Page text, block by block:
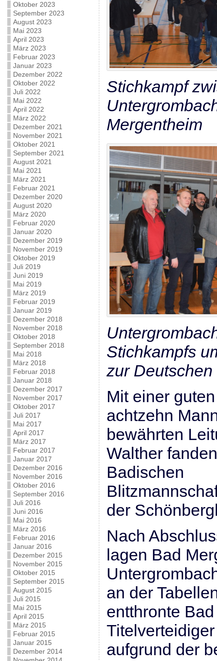
Oktober 2023
September 2023
August 2023
Mai 2023
April 2023
März 2023
Februar 2023
Januar 2023
Dezember 2022
Oktober 2022
Juli 2022
Mai 2022
April 2022
März 2022
Dezember 2021
November 2021
Oktober 2021
September 2021
August 2021
Mai 2021
März 2021
Februar 2021
Dezember 2020
August 2020
März 2020
Februar 2020
Januar 2020
Dezember 2019
November 2019
Oktober 2019
Juli 2019
Juni 2019
Mai 2019
März 2019
Februar 2019
Januar 2019
Dezember 2018
November 2018
Oktober 2018
September 2018
Mai 2018
März 2018
Februar 2018
Januar 2018
Dezember 2017
November 2017
Oktober 2017
Juli 2017
Mai 2017
April 2017
März 2017
Februar 2017
Januar 2017
Dezember 2016
November 2016
Oktober 2016
September 2016
Juli 2016
Juni 2016
Mai 2016
März 2016
Februar 2016
Januar 2016
Dezember 2015
November 2015
Oktober 2015
September 2015
August 2015
Juli 2015
Mai 2015
April 2015
März 2015
Februar 2015
Januar 2015
Dezember 2014
Stichkampf
Mergentheim
Stichkampfs
zur
Mit einer
achtzehn
bewährten
Walther
Badischen
der
Nach
lagen Bad
an der
entthronte
aufgrund der